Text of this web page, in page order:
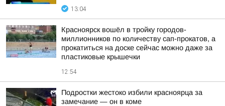
13:04
Красноярск вошёл в тройку городов-
миллионников по количеству сап-прокатов, а
прокатиться на доске сейчас можно даже за
пластиковые крышечки
12:54
Подростки жестоко избили красноярца за
замечание — он в коме